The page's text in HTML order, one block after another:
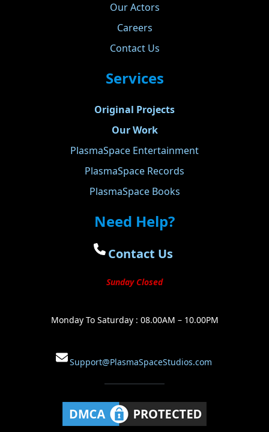
Our Actors
Careers
Contact Us
Services
Original Projects
Our Work
PlasmaSpace Entertainment
PlasmaSpace Records
PlasmaSpace Books
Need Help?
Contact Us
Sunday Closed
Monday To Saturday : 08.00AM – 10.00PM
Support@PlasmaSpaceStudios.com